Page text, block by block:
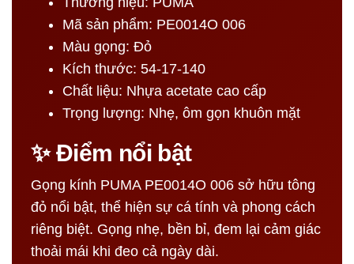
Mã sản phẩm: PE0014O 006
Màu gọng: Đỏ
Kích thước: 54-17-140
Chất liệu: Nhựa acetate cao cấp
Trọng lượng: Nhẹ, ôm gọn khuôn mặt
✨ Điểm nổi bật
Gọng kính PUMA PE0014O 006 sở hữu tông
đỏ nổi bật, thể hiện sự cá tính và phong cách
riêng biệt. Gọng nhẹ, bền bỉ, đem lại cảm giác
thoải mái khi đeo cả ngày dài.